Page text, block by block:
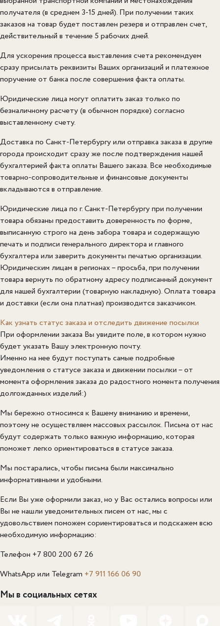
получателя (в среднем 3-15 дней). При получении таких
заказов на товар будет поставлен резерв и отправлен счет,
действительный в течение 5 рабочих дней.
Для ускорения процесса выставления счета рекомендуем
сразу присылать реквизиты Ваших организаций и платежное
поручение от банка после совершения факта оплаты.
Юридические лица могут оплатить заказ только по
безналичному расчету (в обычном порядке) согласно
выставленному счету.
Доставка по Санкт-Петербургу или отправка заказа в другие
города происходит сразу же после подтверждения нашей
бухгалтерией факта оплаты Вашего заказа. Все необходимые
товарно-сопроводительные и финансовые документы
вкладываются в отправление.
Юридические лица по г. Санкт-Петербургу при получении
товара обязаны предоставить доверенность по форме,
выписанную строго на день забора товара и содержащую
печать и подписи генерального директора и главного
бухгалтера или заверить документы печатью организации.
Юридическим лицам в регионах – просьба, при получении
товара вернуть по обратному адресу подписанный документ
для нашей бухгалтерии (товарную накладную). Оплата товара
и доставки (если она платная) производится заказчиком.
Как узнать статус заказа и отследить движение посылки
При оформлении заказа Вы увидите поле, в котором нужно
будет указать Вашу электронную почту.
Именно на нее будут поступать самые подробные
уведомления о статусе заказа и движении посылки – от
момента оформления заказа до радостного момента получения
долгожданных изделий:)
Мы бережно относимся к Вашему вниманию и времени,
поэтому не осуществляем массовых рассылок. Письма от нас
будут содержать только важную информацию, которая
поможет легко ориентироваться в статусе заказа.
Мы постарались, чтобы письма были максимально
информативными и удобными.
Если Вы уже оформили заказ, но у Вас остались вопросы или
Вы не нашли уведомительных писем от нас, мы с
удовольствием поможем сориентироваться и подскажем всю
необходимую информацию:
Телефон +7 800 200 67 26
WhatsApp или Telegram +7 911 166 06 90
Мы в социальных сетях